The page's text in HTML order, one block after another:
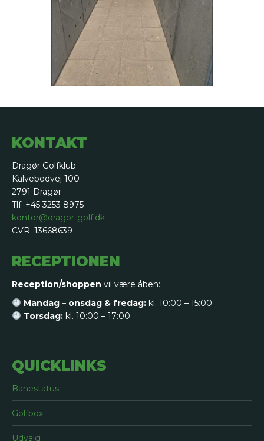
KONTAKT
Dragør Golfklub
Kalvebodvej 100
2791 Dragør
Tlf: +45 3253 8975
kontor@dragor-golf.dk
CVR: 13668639
RECEPTIONEN
Reception/shoppen vil være åben:
Mandag – onsdag & fredag:kl. 10:00 – 15:00
Torsdag:kl. 10:00 – 17:00
QUICKLINKS
Banestatus
Golfbox
Udvalg